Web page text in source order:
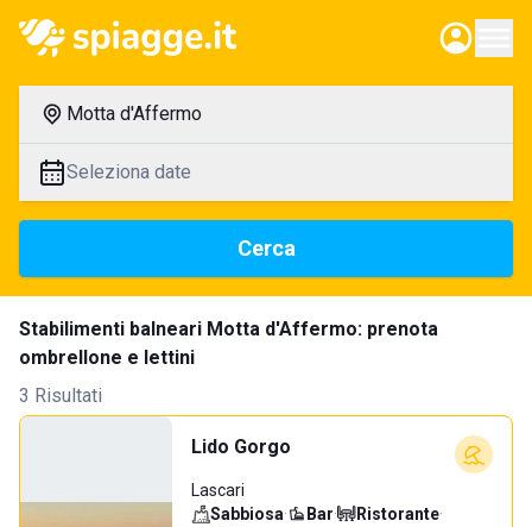
Motta d'Affermo
Seleziona date
Cerca
Stabilimenti balneari Motta d'Affermo: prenota
ombrellone e lettini
3 Risultati
Lido Gorgo
Lascari
Sabbiosa· Bar· Ristorante·